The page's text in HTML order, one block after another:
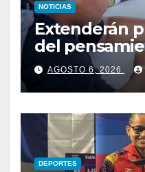
NOTICIAS
Extenderán
del
en las
AGOSTO 6, 2026
DEPORTES